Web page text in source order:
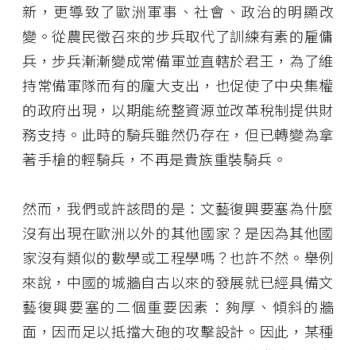
新，更導致了歐洲軍事、社會、政治的明顯改
變。從農民徵召來的步兵取代了訓練有素的雇傭
兵，步兵漸漸變成常備軍並直轄於君王，為了維
持常備軍隊而有的龐大支出，也促使了中央集權
的政府出現，以期能統整資源並改革稅制提供財
務支持。此時的騎兵雖然仍存在，但已轉變為拿
著手槍的輕騎兵，不再是貴族重裝騎兵。
然而，我們或許該問的是：文藝復興要塞為什麼
沒有出現在歐洲以外的其他國家？是因為其他國
家沒有類似的數學或工程學嗎？也許不然。舉例
來說，中國的城牆自古以來的發展就已經具備文
藝復興要塞的二個重要因素：夠厚、傾斜的牆
面，因而足以抵擋大砲的攻擊設計。因此，某種